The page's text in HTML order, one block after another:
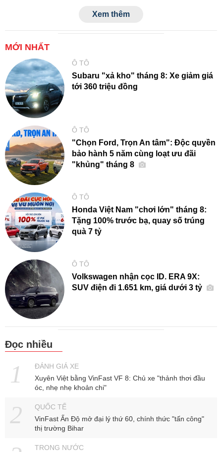
Xem thêm
MỚI NHẤT
Ô TÔ
Subaru "xả kho" tháng 8: Xe giảm giá
tới 360 triệu đồng
Ô TÔ
"Chọn Ford, Trọn An tâm": Độc quyền
bảo hành 5 năm cùng loạt ưu đãi
"khủng" tháng 8
Ô TÔ
Honda Việt Nam "chơi lớn" tháng 8:
Tặng 100% trước bạ, quay số trúng
quà 7 tỷ
Ô TÔ
Volkswagen nhận cọc ID. ERA 9X:
SUV điện đi 1.651 km, giá dưới 3 tỷ
Đọc nhiều
ĐÁNH GIÁ XE
Xuyên Việt bằng VinFast VF 8: Chủ xe "thảnh thơi đầu
óc, nhẹ nhẹ khoản chi"
QUỐC TẾ
VinFast Ấn Độ mở đại lý thứ 60, chính thức "tấn công"
thị trường Bihar
TRONG NƯỚC